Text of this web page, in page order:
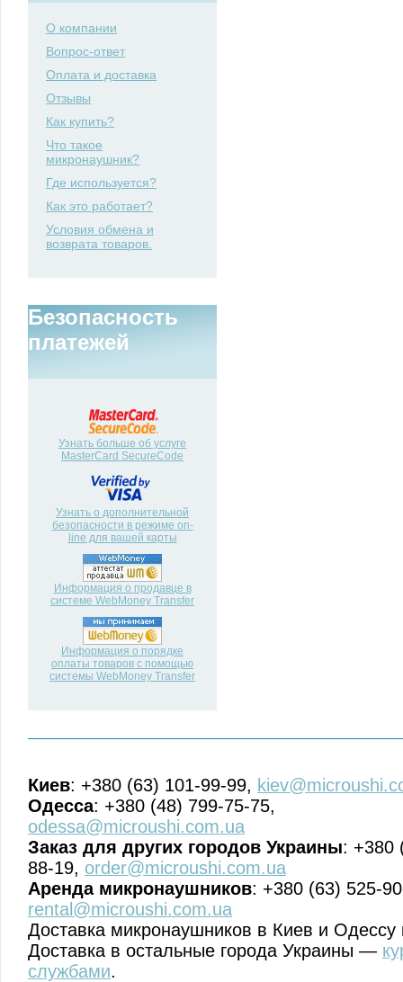
О компании
Вопрос-ответ
Оплата и доставка
Отзывы
Как купить?
Что такое
микронаушник?
Где используется?
Как это работает?
Условия обмена и
возврата товаров.
Безопасность
платежей
Узнать больше об услуге
MasterCard SecureCode
Узнать о дополнительной
безопасности в режиме on-
line для вашей карты
Информация о продавце в
системе WebMoney Transfer
Информация о порядке
оплаты товаров с помощью
системы WebMoney Transfer
Киев: +380 (63) 101-99-99,
Одесса: +380 (48) 799-75-75,
odessa@microushi.com.ua
Заказ для других городов Украины: +380
88-19, order@microushi.com.ua
Аренда микронаушников: +380 (63) 525-
rental@microushi.com.ua
Доставка микронаушников в Киев и Одессу
Доставка в остальные города Украины —
службами.